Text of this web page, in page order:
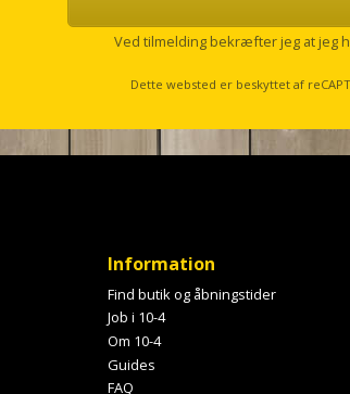
Ved tilmelding bekræfter jeg at jeg
Dette websted er beskyttet af
Information
Find butik og åbningstider
Job i 10-4
Om 10-4
Guides
FAQ